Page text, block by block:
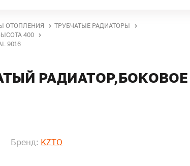
ОТОПЛЕНИЯ
ТРУБЧАТЫЕ РАДИАТОРЫ
400
9016
Бренд: KZTO